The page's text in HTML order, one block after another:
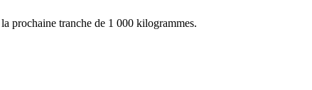
prochaine tranche de 1 000 kilogrammes.